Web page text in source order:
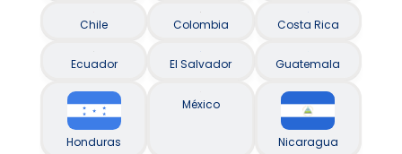
Chile Colombia Costa Rica
Ecuador El Salvador Guatemala
Honduras
México
Nicaragua